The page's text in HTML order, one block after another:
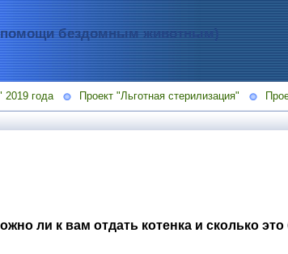
бездомным животным)
2019 года Проект "Льготная стерилизация"
ли к вам отдать котенка и сколько это